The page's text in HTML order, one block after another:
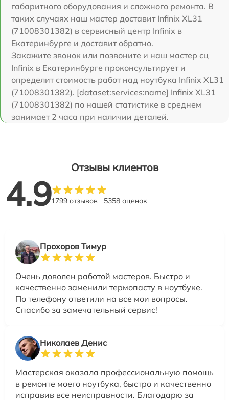
габаритного оборудования и сложного ремонта. В
таких случаях наш мастер доставит Infinix XL31
(71008301382) в сервисный центр Infinix в
Екатеринбурге и доставит обратно.
Закажите звонок или позвоните и наш мастер сц
Infinix в Екатеринбурге проконсультирует и
определит стоимость работ над ноутбука Infinix XL31
(71008301382). [dataset:services:name] Infinix XL31
(71008301382) по нашей статистике в среднем
занимает 2 часа при наличии деталей.
Отзывы клиентов
4.91799 отзывов 5358 оценок
Прохоров Тимур
Очень доволен работой мастеров. Быстро и
качественно заменили термопасту в ноутбуке.
По телефону ответили на все мои вопросы.
Спасибо за замечательный сервис!
Николаев Денис
Мастерская оказала профессиональную помощь
в ремонте моего ноутбука, быстро и качественно
исправив все неисправности. Благодарю за